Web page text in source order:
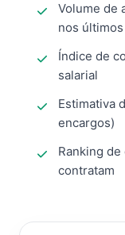
Volume de
nos
Índice de
salarial
Estimativa
encargos)
Ranking
contratam